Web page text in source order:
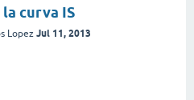
curva IS
Lopez Jul 11, 2013